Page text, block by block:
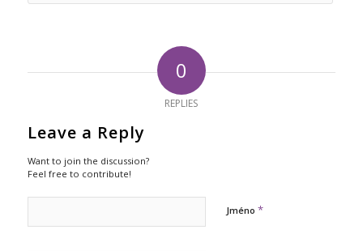
0
REPLIES
Leave a Reply
Want to join the discussion?
Feel free to contribute!
Jméno *